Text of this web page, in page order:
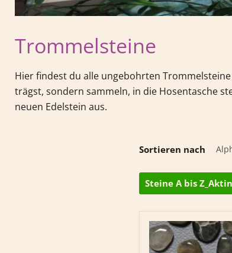
Trommelsteine
Hier findest du alle ungebohrten
trägst, sondern sammeln, in die Hosentasche
neuen Edelstein aus.
Sortieren nach
Steine A bis